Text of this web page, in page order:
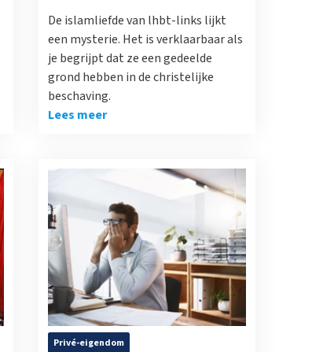
De islamliefde van lhbt-links lijkt
een mysterie. Het is verklaarbaar als
je begrijpt dat ze een gedeelde
grond hebben in de christelijke
beschaving.
Lees meer
Privé-eigendom